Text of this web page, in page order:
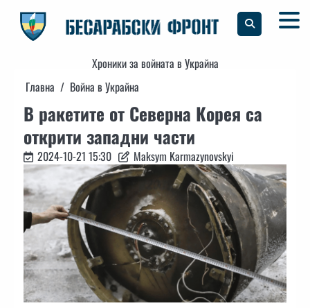
content
Хроники за войната в Украйна
Главна
Война в Украйна
В ракетите от Северна Корея са
открити западни части
2024-10-21 15:30 Maksym Karmazynovskyi